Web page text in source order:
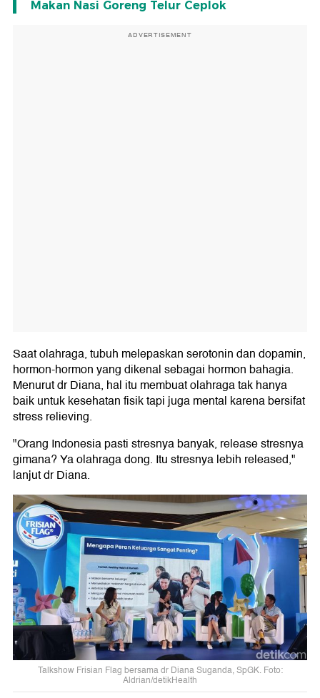
Makan Nasi Goreng Telur Ceplok
ADVERTISEMENT
Saat olahraga, tubuh melepaskan serotonin dan dopamin,
hormon-hormon yang dikenal sebagai hormon bahagia.
Menurut dr Diana, hal itu membuat olahraga tak hanya
baik untuk kesehatan fisik tapi juga mental karena bersifat
stress relieving.
"Orang Indonesia pasti stresnya banyak, release stresnya
gimana? Ya olahraga dong. Itu stresnya lebih released,"
lanjut dr Diana.
Talkshow Frisian Flag bersama dr Diana Suganda, SpGK. Foto:
Aldrian/detikHealth